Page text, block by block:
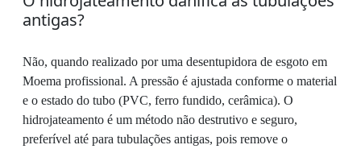
antigas?
Não, quando realizado por uma desentupidora de esgoto em
Moema profissional. A pressão é ajustada conforme o material
e o estado do tubo (PVC, ferro fundido, cerâmica). O
hidrojateamento é um método não destrutivo e seguro,
preferível até para tubulações antigas, pois remove o